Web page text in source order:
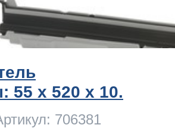
55 x 520 х 10.
706381